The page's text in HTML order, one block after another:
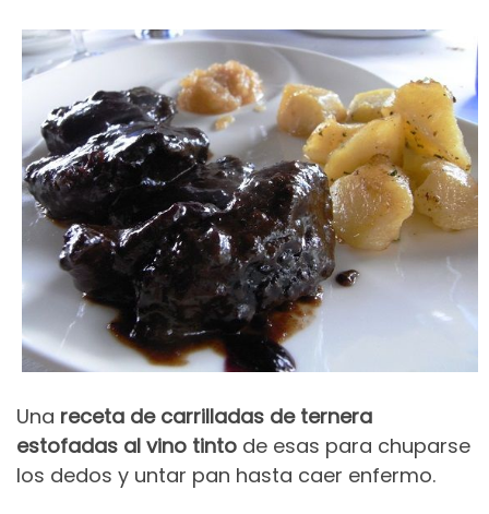
Una receta de carrilladas de ternera
estofadas al vino tinto de esas para chuparse
los dedos y untar pan hasta caer enfermo.